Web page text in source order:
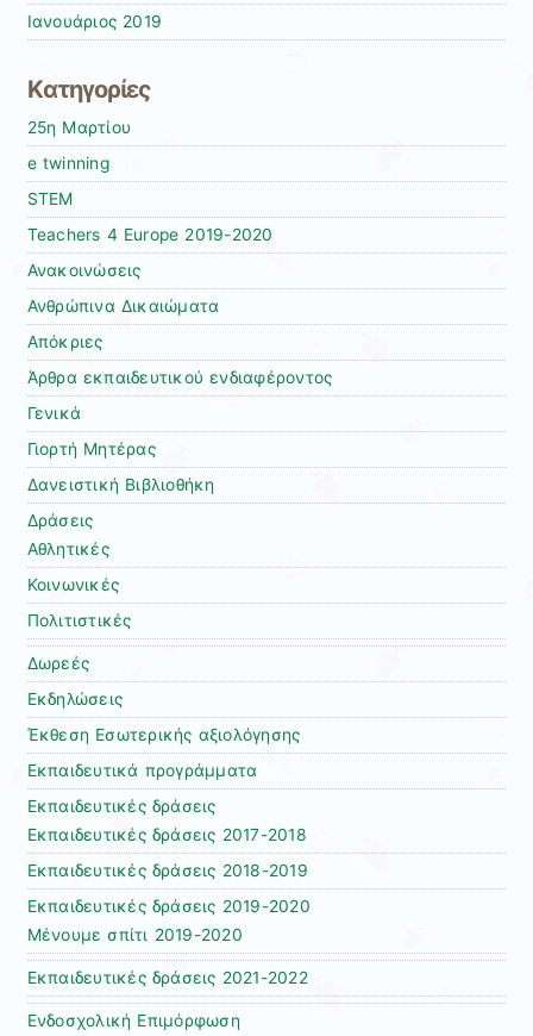
Ιανουάριος 2019
Kατηγορίες
25η Μαρτίου
e twinning
STEM
Teachers 4 Europe 2019-2020
Ανακοινώσεις
Ανθρώπινα Δικαιώματα
Απόκριες
Άρθρα εκπαιδευτικού ενδιαφέροντος
Γενικά
Γιορτή Μητέρας
Δανειστική Βιβλιοθήκη
Δράσεις
Αθλητικές
Κοινωνικές
Πολιτιστικές
Δωρεές
Εκδηλώσεις
Έκθεση Εσωτερικής αξιολόγησης
Εκπαιδευτικά προγράμματα
Εκπαιδευτικές δράσεις
Εκπαιδευτικές δράσεις 2017-2018
Εκπαιδευτικές δράσεις 2018-2019
Εκπαιδευτικές δράσεις 2019-2020
Μένουμε σπίτι 2019-2020
Εκπαιδευτικές δράσεις 2021-2022
Ενδοσχολική Επιμόρφωση